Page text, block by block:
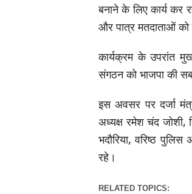
बनाने के लिए कार्य कर
और पात्र मतदाताओं
कार्यक्रम के उपरांत
संगठन को भाजपा की
इस अवसर पर दर्जा
अध्यक्ष रमेश चंद जोशी,
भदौरिया, वरिष्ठ
रहे।
RELATED TOPICS: